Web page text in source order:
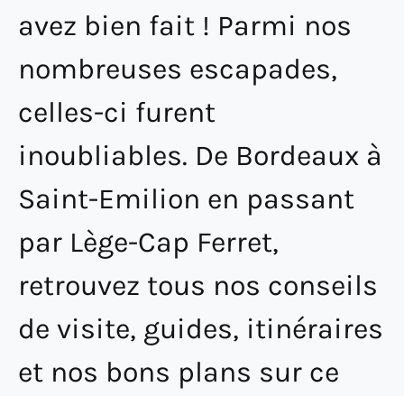
avez bien fait ! Parmi nos
nombreuses escapades,
celles-ci furent
inoubliables. De Bordeaux à
Saint-Emilion en passant
par Lège-Cap Ferret,
retrouvez tous nos conseils
de visite, guides, itinéraires
et nos bons plans sur ce